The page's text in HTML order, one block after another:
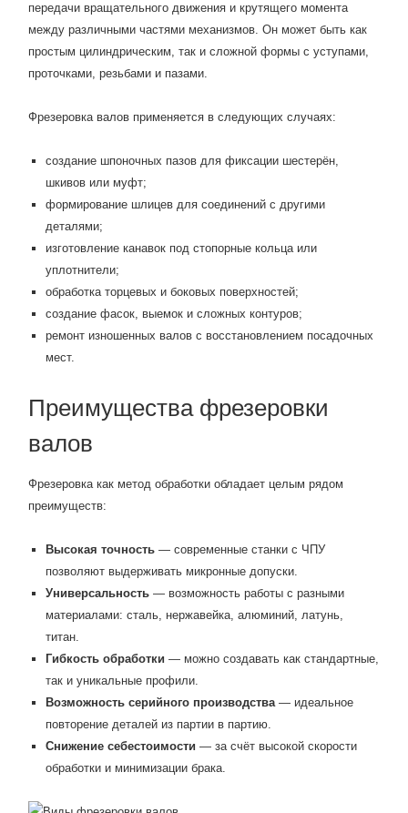
передачи вращательного движения и крутящего момента
между различными частями механизмов. Он может быть как
простым цилиндрическим, так и сложной формы с уступами,
проточками, резьбами и пазами.
Фрезеровка валов применяется в следующих случаях:
создание шпоночных пазов для фиксации шестерён,
шкивов или муфт;
формирование шлицев для соединений с другими
деталями;
изготовление канавок под стопорные кольца или
уплотнители;
обработка торцевых и боковых поверхностей;
создание фасок, выемок и сложных контуров;
ремонт изношенных валов с восстановлением посадочных
мест.
Преимущества фрезеровки
валов
Фрезеровка как метод обработки обладает целым рядом
преимуществ:
Высокая точность — современные станки с ЧПУ
позволяют выдерживать микронные допуски.
Универсальность — возможность работы с разными
материалами: сталь, нержавейка, алюминий, латунь,
титан.
Гибкость обработки — можно создавать как стандартные,
так и уникальные профили.
Возможность серийного производства— идеальное
повторение деталей из партии в партию.
Снижение себестоимости — за счёт высокой скорости
обработки и минимизации брака.